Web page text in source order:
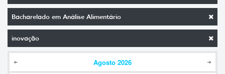
Bacharelado em Análise Alimentário
inovação
Agosto 2026